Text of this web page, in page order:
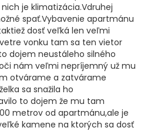
je klimatizácia.Vdruhej
spať.Vybavenie apartmánu
dosť veľká len veľmi
vonku tam sa ten vietor
dojem neustáleho silného
nám veľmi nepríjemný už mu
otvárame a zatvárame
sa snažila ho
to dojem že mu tam
metrov od apartmánu,ale je
kamene na ktorých sa dosť